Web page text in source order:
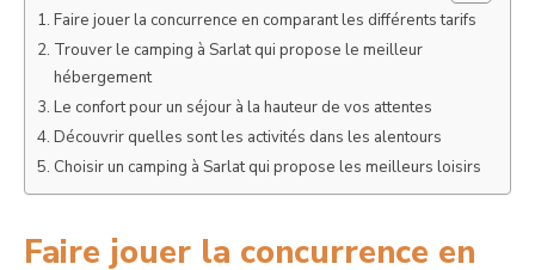
Faire jouer la concurrence en comparant les différents tarifs
Trouver le camping à Sarlat qui propose le meilleur
hébergement
Le confort pour un séjour à la hauteur de vos attentes
Découvrir quelles sont les activités dans les alentours
Choisir un camping à Sarlat qui propose les meilleurs loisirs
Faire jouer la concurrence en